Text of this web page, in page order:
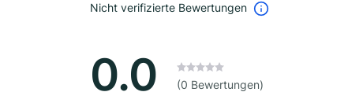
Nicht verifizierte Bewertungen
0.0 (0 Bewertungen)